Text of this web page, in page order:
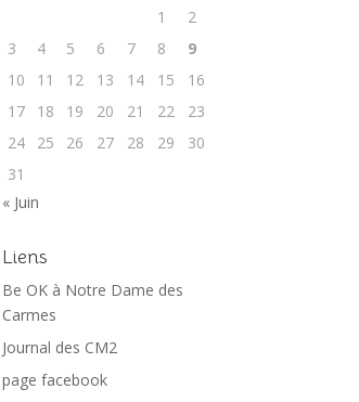
1
2
3
4 5 6 7 8
9
10
11 12 13 14 15
16
17
18 19 20 21 22
23
24
25 26 27 28 29
30
31
« Juin
Liens
Be OK à Notre Dame des
Carmes
Journal des CM2
page facebook